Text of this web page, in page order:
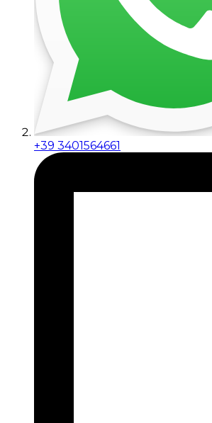
+39 3401564661